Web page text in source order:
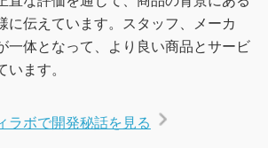
に伝えています。スタッフ、メーカ
一体となって、より良い商品とサービ
ます。
ラボで開発秘話を見る